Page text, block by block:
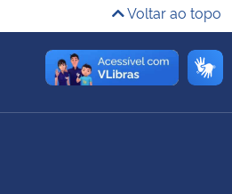
dos Direitos Humanos
Voltar ao topo